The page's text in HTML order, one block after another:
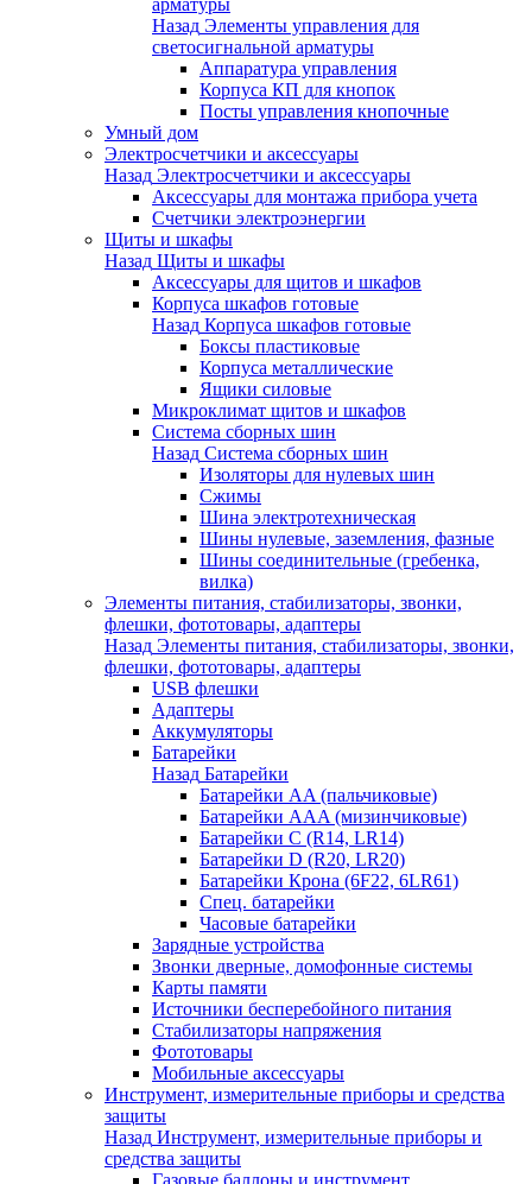
арматуры
Назад Элементы управления для
светосигнальной арматуры
Аппаратура управления
Корпуса КП для кнопок
Посты управления кнопочные
Умный дом
Электросчетчики и аксессуары
Назад Электросчетчики и аксессуары
Аксессуары для монтажа прибора учета
Счетчики электроэнергии
Щиты и шкафы
Назад Щиты и шкафы
Аксессуары для щитов и шкафов
Корпуса шкафов готовые
Назад Корпуса шкафов готовые
Боксы пластиковые
Корпуса металлические
Ящики силовые
Микроклимат щитов и шкафов
Система сборных шин
Назад Система сборных шин
Изоляторы для нулевых шин
Сжимы
Шина электротехническая
Шины нулевые, заземления, фазные
Шины соединительные (гребенка,
вилка)
Элементы питания, стабилизаторы, звонки,
флешки, фототовары, адаптеры
Назад Элементы питания, стабилизаторы, звонки,
флешки, фототовары, адаптеры
USB флешки
Адаптеры
Аккумуляторы
Батарейки
Назад Батарейки
Батарейки AA (пальчиковые)
Батарейки AAA (мизинчиковые)
Батарейки C (R14, LR14)
Батарейки D (R20, LR20)
Батарейки Крона (6F22, 6LR61)
Спец. батарейки
Часовые батарейки
Зарядные устройства
Звонки дверные, домофонные системы
Карты памяти
Источники бесперебойного питания
Стабилизаторы напряжения
Фототовары
Мобильные аксессуары
Инструмент, измерительные приборы и средства
защиты
Назад Инструмент, измерительные приборы и
средства защиты
Газовые баллоны и инструмент